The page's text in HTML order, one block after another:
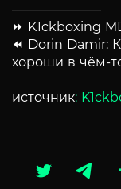
———————
⏩ K1ckboxing
⏪ Dorin Damir:
хороши в чём-
источник: